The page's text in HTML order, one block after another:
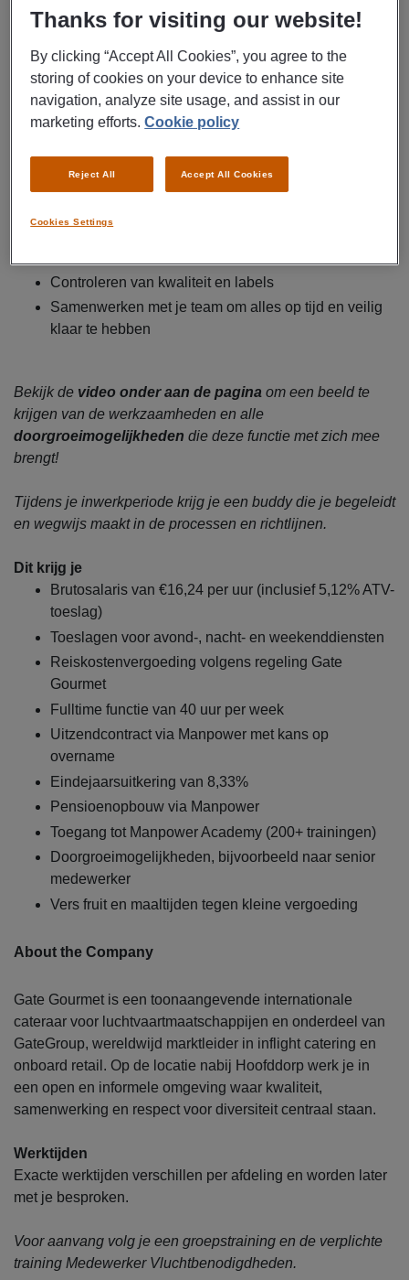
reiskostenvergoeding. Het solliciteren is zo gedaan, dus
solliciteer direct!
Uitzendbureau Manpower zoekt meerdere
productiemedewerkers voor Gate Gourmet op
Schiphol.
Samenstellen van trolleys voor vluchten
Controleren van kwaliteit en labels
Samenwerken met je team om alles op tijd en veilig
klaar te hebben
Bekijk de video onder aan de pagina om een beeld te
krijgen van de werkzaamheden en alle
doorgroeimogelijkheden die deze functie met zich mee
brengt!
Tijdens je inwerkperiode krijg je een buddy die je begeleidt
en wegwijs maakt in de processen en richtlijnen.
Dit krijg je
Brutosalaris van €16,24 per uur (inclusief 5,12% ATV-
toeslag)
Toeslagen voor avond-, nacht- en weekenddiensten
Reiskostenvergoeding volgens regeling Gate
Gourmet
Fulltime functie van 40 uur per week
Uitzendcontract via Manpower met kans op
overname
Eindejaarsuitkering van 8,33%
Pensioenopbouw via Manpower
Toegang tot Manpower Academy (200+ trainingen)
Doorgroeimogelijkheden, bijvoorbeeld naar senior
medewerker
Vers fruit en maaltijden tegen kleine vergoeding
About the Company
Gate Gourmet is een toonaangevende internationale
cateraar voor luchtvaartmaatschappijen en onderdeel van
GateGroup, wereldwijd marktleider in inflight catering en
onboard retail. Op de locatie nabij Hoofddorp werk je in
een open en informele omgeving waar kwaliteit,
samenwerking en respect voor diversiteit centraal staan.
Werktijden
Exacte werktijden verschillen per afdeling en worden later
met je besproken.
Voor aanvang volg je een groepstraining en de verplichte
training Medewerker Vluchtbenodigdheden.
Thanks for visiting our website!
By clicking “Accept All Cookies”, you agree to the
storing of cookies on your device to enhance site
navigation, analyze site usage, and assist in our
marketing efforts.Cookie policy
Cookies Settings
Reject All Accept All Cookies